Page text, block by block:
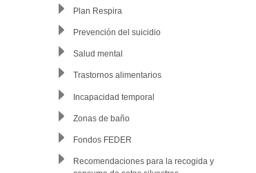
Plan Respira
Prevención del suicidio
Salud mental
Trastornos alimentarios
Incapacidad temporal
Zonas de baño
Fondos FEDER
Recomendaciones para la recogida y